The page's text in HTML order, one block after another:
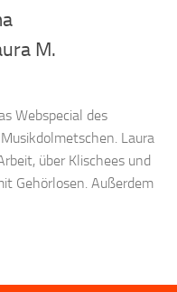
M.
Webspecial des
Laura
über Klischees und
Gehörlosen. Außerdem